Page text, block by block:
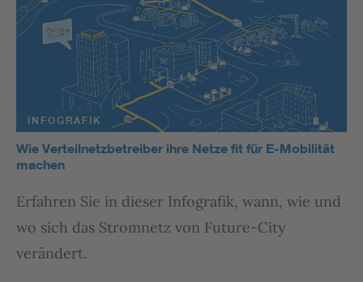
INFOGRAFIK
Wie Verteilnetzbetreiber ihre Netze fit für E-Mobilität
machen
Erfahren Sie in dieser Infografik, wann, wie und
wo sich das Stromnetz von Future-City
verändert.